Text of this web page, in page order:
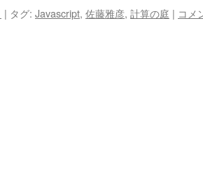
| タグ: Javascript, 佐藤雅彦, 計算の庭 | コメ